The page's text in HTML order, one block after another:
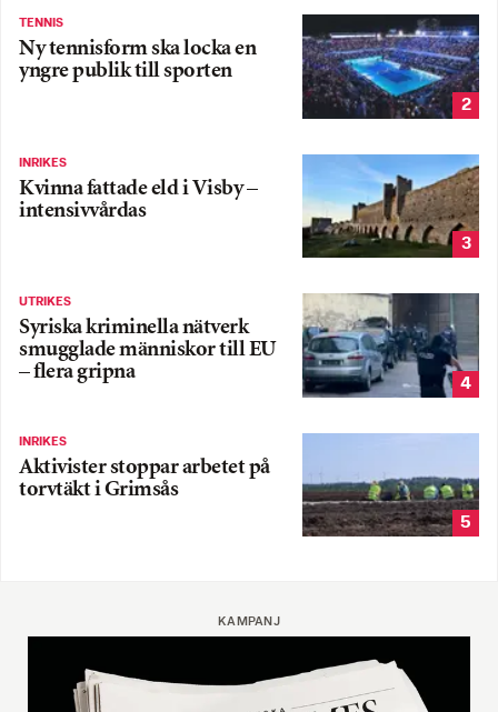
TENNIS
Ny tennisform ska locka en
yngre publik till sporten
2
INRIKES
Kvinna fattade eld i Visby –
intensivvårdas
3
UTRIKES
Syriska kriminella nätverk
smugglade människor till EU
– flera gripna
4
INRIKES
Aktivister stoppar arbetet på
torvtäkt i Grimsås
5
KAMPANJ